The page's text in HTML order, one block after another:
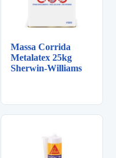
Massa Corrida
Metalatex 25kg
Sherwin-Williams